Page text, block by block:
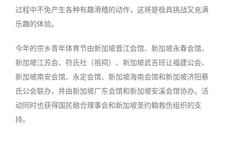
过程中不免产生各种有趣滑稽的动作，这将是极具挑战又充满
乐趣的体验。
今年的宗乡青年体育节由新加坡晋江会馆、新加坡永春会馆、
新加坡江苏会、符氏社（祖祠）、新加坡武吉班让福建公会、
新加坡南安会馆、永定会馆、新加坡海南会馆和新加坡济阳蔡
氏公会联办，并由新加坡广东会馆和新加坡安溪会馆协办。活
动同时也获得国民融合理事会和新加坡圣约翰救伤组织的支
持。